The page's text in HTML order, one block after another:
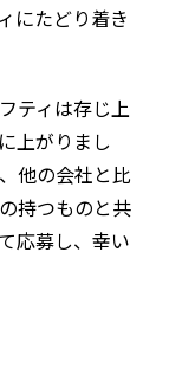
にたどり着き
ティは存じ上
上がりまし
他の会社と比
持つものと共
応募し、幸い